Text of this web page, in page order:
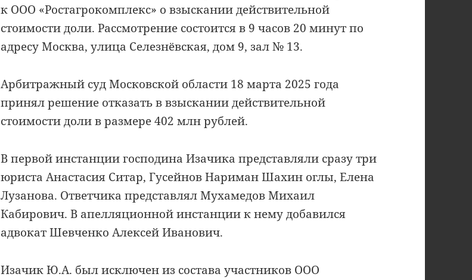
к ООО «Ростагрокомплекс» о взыскании действительной
стоимости доли. Рассмотрение состоится в 9 часов 20 минут по
адресу Москва, улица Селезнёвская, дом 9, зал № 13.
Арбитражный суд Московской области 18 марта 2025 года
принял решение отказать в взыскании действительной
стоимости доли в размере 402 млн рублей.
В первой инстанции господина Изачика представляли сразу три
юриста Анастасия Ситар, Гусейнов Нариман Шахин оглы, Елена
Лузанова. Ответчика представлял Мухамедов Михаил
Кабирович. В апелляционной инстанции к нему добавился
адвокат Шевченко Алексей Иванович.
Изачик Ю.А. был исключен из состава участников ООО